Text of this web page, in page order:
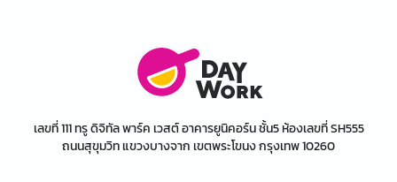
เลขที่ 111 ทรู ดิจิทัล พาร์ค เวสต์ อาคารยูนิคอร์น ชั้น5 ห้องเลขที่ SH555
ถนนสุขุมวิท แขวงบางจาก เขตพระโขนง กรุงเทพ 10260